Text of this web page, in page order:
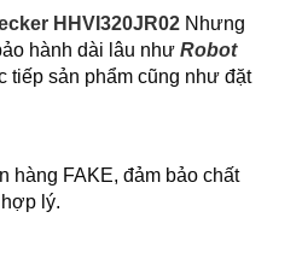
HHVI320JR02 Nhưng
hành dài lâu như Robot
tiếp sản phẩm cũng như đặt
hàng FAKE, đảm bảo chất
lý.